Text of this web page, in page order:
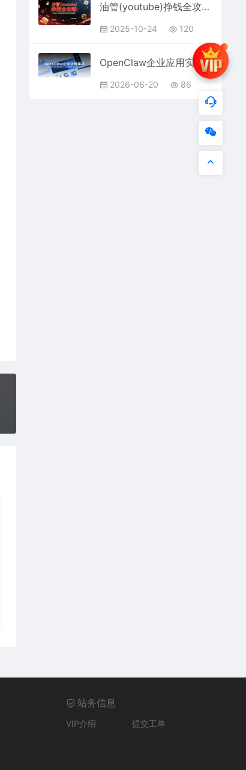
油管(youtube)挣钱全攻略：从开通广告收益到国内收款的实操指南（更新）
2025-10-24 120
OpenClaw企业应用实战：从基础部署到多模态应用，全流程掌握企业级工具实操
2026-06-20 86
站务信息
VIP介绍 提交工单